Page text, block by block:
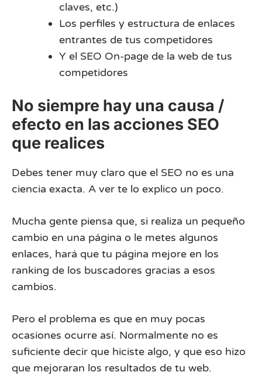
claves, etc.)
Los perfiles y estructura de enlaces
entrantes de tus competidores
Y el SEO On-page de la web de tus
competidores
No siempre hay una causa /
efecto en las acciones SEO
que realices
Debes tener muy claro que el SEO no es una
ciencia exacta. A ver te lo explico un poco.
Mucha gente piensa que, si realiza un pequeño
cambio en una página o le metes algunos
enlaces, hará que tu página mejore en los
ranking de los buscadores gracias a esos
cambios.
Pero el problema es que en muy pocas
ocasiones ocurre así. Normalmente no es
suficiente decir que hiciste algo, y que eso hizo
que mejoraran los resultados de tu web.